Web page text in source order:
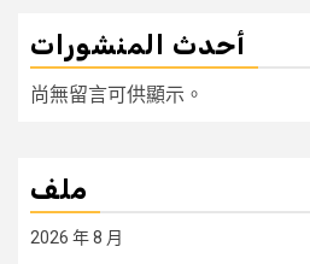
أحدث المنشورات
尚無留言可供顯示。
ملف
2026 年 8 月